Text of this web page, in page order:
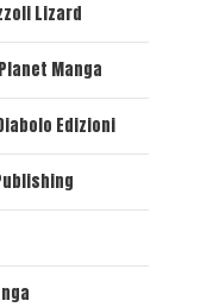
Lizard
Planet Manga
Diabolo Edizioni
Publishing